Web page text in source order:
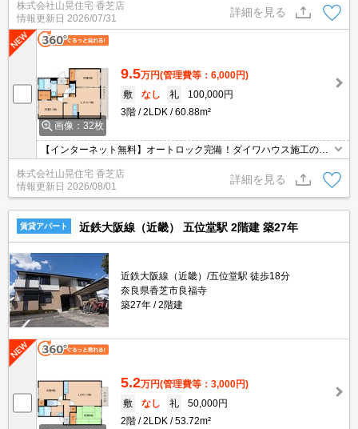
能♪エアコン付♪南向き♪全室角部屋♪ＷーＣＬ♪新婚様人気です
よ！！！
株式会社山晃住宅 香芝店
情報更新日 2026/07/31
詳細を見る
画像：32枚
9.5万円(管理費等：6,000円)
敷
なし 礼
100,000円
3階
2LDK 60.88m²
【インターネット無料】オートロック完備！ダイワハウス施工のす
みれ野エリアに登場♪対面システムキッチンで全室洋室☆一坪お風
呂、追い焚き機能、エアコン完備♪南向きで全室角部屋♪ＷーＣＬ♪新
婚様へおすすめ☆
株式会社山晃住宅 香芝店
情報更新日 2026/08/01
詳細を見る
賃貸アパート 近鉄大阪線（近畿） 五位堂駅 2階建 築27年
近鉄大阪線（近畿）/五位堂駅 徒歩18分
奈良県香芝市良福寺
築27年
2階建
5.2万円(管理費等：3,000円)
敷
なし 礼
50,000円
2階
2LDK 53.72m²